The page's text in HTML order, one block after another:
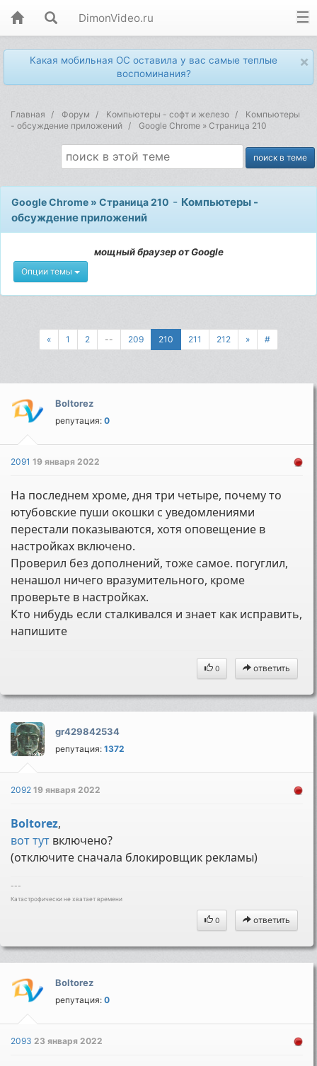
DimonVideo.ru
×
Какая мобильная ОС оставила у вас самые теплые
воспоминания?
Главная Форум Компьютеры - софт и железо
Компьютеры
- обсуждение приложений
Google Chrome » Страница 210
Google Chrome » Страница 210 - Компьютеры -
обсуждение приложений
мощный браузер от Google
Опции темы
« 1 2 -- 209 210 211 212 » #
Boltorez
репутация:0
209119 января 2022
На последнем хроме, дня три четыре, почему то
ютубовские пуши окошки с уведомлениями
перестали показываются, хотя оповещение в
настройках включено.
Проверил без дополнений, тоже самое. погуглил,
ненашол ничего вразумительного, кроме
проверьте в настройках.
Кто нибудь если сталкивался и знает как исправить,
напишите
0 ответить
gr429842534
репутация:1372
209219 января 2022
Boltorez,
вот тут включено?
(отключите сначала блокировщик рекламы)
---
Катастрофически не хватает времени
0 ответить
Boltorez
репутация:0
209323 января 2022